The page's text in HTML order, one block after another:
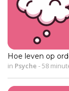
Hoe leven op
in Psyche -58